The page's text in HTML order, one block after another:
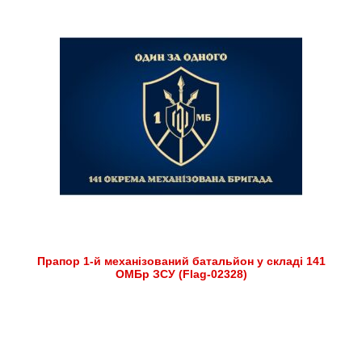
Прапор 1-й механізований батальйон у складі 141
ОМБр ЗСУ (Flag-02328)